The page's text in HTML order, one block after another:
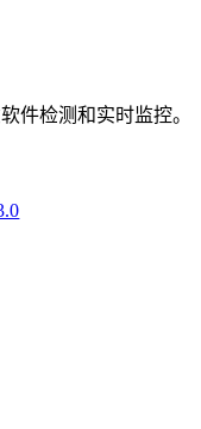
件检测和实时监控。